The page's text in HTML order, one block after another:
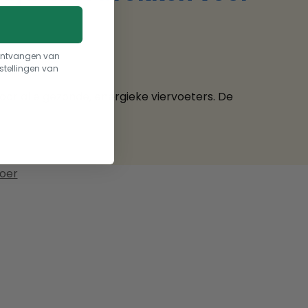
alle gezonde, energieke viervoeters. De
van
van